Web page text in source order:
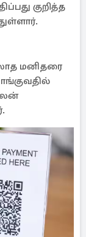
குறித்த
மனிதரை